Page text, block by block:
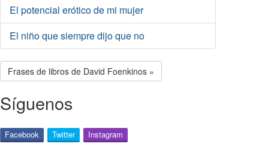
El potencial erótico de mi mujer
El niño que siempre dijo que no
Frases de libros de David Foenkinos »
Síguenos
Facebook Twitter Instagram